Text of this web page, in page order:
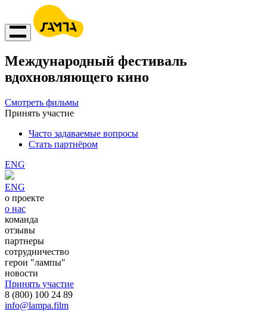
Международный фестиваль
вдохновляющего кино
Смотреть фильмы
Принять участие
Часто задаваемые вопросы
Стать партнёром
ENG
ENG
о проекте
о нас
команда
отзывы
партнеры
сотрудничество
герои "лампы"
новости
Принять участие
8 (800) 100 24 89
info@lampa.film